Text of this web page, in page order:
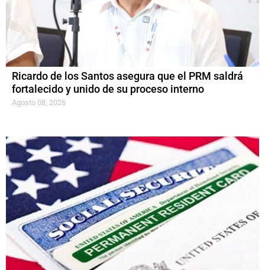
Ricardo de los Santos asegura que el PRM saldrá
fortalecido y unido de su proceso interno
Agosto 08, 2026